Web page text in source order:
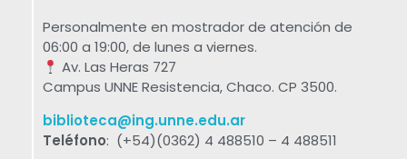
Personalmente en mostrador de atención de
06:00 a 19:00, de lunes a viernes.
Av. Las Heras 727
Campus UNNE Resistencia, Chaco. CP 3500.
biblioteca@ing.unne.edu.ar
Teléfono: (+54)(0362) 4 488510 – 4 488511